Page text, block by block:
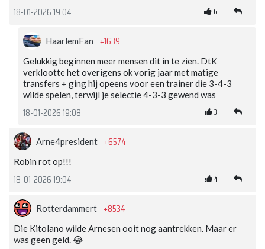
18-01-2026 19:04 6
HaarlemFan +1639
Gelukkig beginnen meer mensen dit in te zien. DtK
verklootte het overigens ok vorig jaar met matige
transfers + ging hij opeens voor een trainer die 3-4-3
wilde spelen, terwijl je selectie 4-3-3 gewend was
18-01-2026 19:08 3
Arne4president +6574
Robin rot op!!!
18-01-2026 19:04 4
Rotterdammert +8534
Die Kitolano wilde Arnesen ooit nog aantrekken. Maar er
was geen geld. 😂